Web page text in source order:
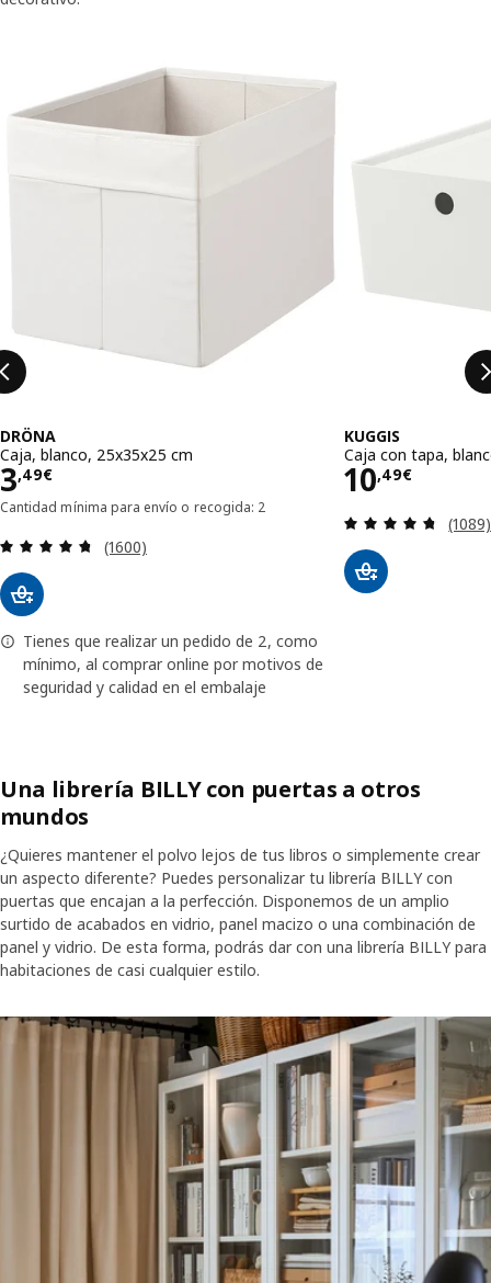
DRÖNA
Caja, blanco, 25x35x25 cm
3,49€
Precio 3,49€
Cantidad mínima para envío o recogida: 2
Revisa: 4.7 de 5 estrellas. Total opiniones:
(1600)
Tienes que realizar un pedido de 2, como
mínimo, al comprar online por motivos de
seguridad y calidad en el embalaje
KUGGIS
Caja con tapa,
10,49€
Precio
(1089)
Una librería BILLY con puertas a otros
mundos
¿Quieres mantener el polvo lejos de tus libros o simplemente crear
un aspecto diferente? Puedes personalizar tu librería BILLY con
puertas que encajan a la perfección. Disponemos de un amplio
surtido de acabados en vidrio, panel macizo o una combinación de
panel y vidrio. De esta forma, podrás dar con una librería BILLY para
habitaciones de casi cualquier estilo.